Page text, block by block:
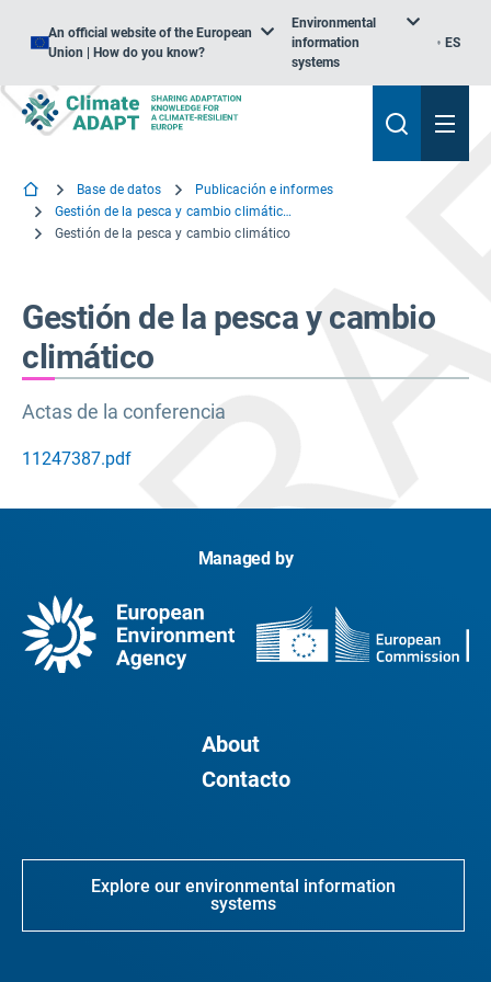
An official website of the European
Union | How do you know?
Environmental
information
systems
ES
Base de datos
Publicación e informes
Gestión de la pesca y cambio climático en el Atlántico nororiental y el mar Báltico
Gestión de la pesca y cambio climático
Gestión de la pesca y cambio
climático
Actas de la conferencia
11247387.pdf
Managed by
About
Contacto
Explore our environmental information
systems